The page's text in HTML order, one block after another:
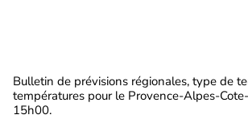
Bulletin de prévisions régionales, type de
températures pour le Provence-Alpes-
15h00.